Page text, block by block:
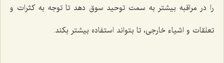
را در مراقبه بیشتر به سمت توحید سوق دهد تا توجه به کثرات و
تعلقات و اشیاء‌ خارجی، تا بتواند استفاده بیشتر بکند.